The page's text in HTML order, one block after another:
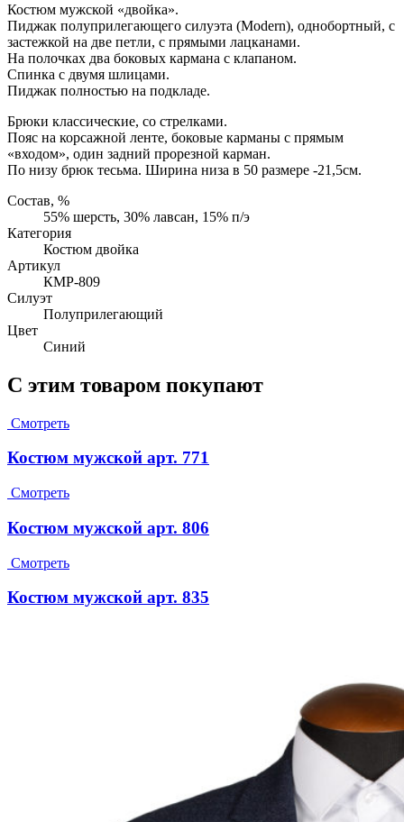
Костюм мужской «двойка».
Пиджак полуприлегающего силуэта (Modern), однобортный, с
застежкой на две петли, с прямыми лацканами.
На полочках два боковых кармана с клапаном.
Спинка с двумя шлицами.
Пиджак полностью на подкладе.
Брюки классические, со стрелками.
Пояс на корсажной ленте, боковые карманы с прямым
«входом», один задний прорезной карман.
По низу брюк тесьма. Ширина низа в 50 размере -21,5см.
Состав, %
55% шерсть, 30% лавсан, 15% п/э
Категория
Костюм двойка
Артикул
КМР-809
Силуэт
Полуприлегающий
Цвет
Синий
С этим товаром покупают
Смотреть
Костюм мужской арт. 771
Смотреть
Костюм мужской арт. 806
Смотреть
Костюм мужской арт. 835